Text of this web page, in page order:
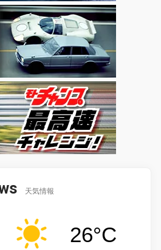
天気情報
26°C